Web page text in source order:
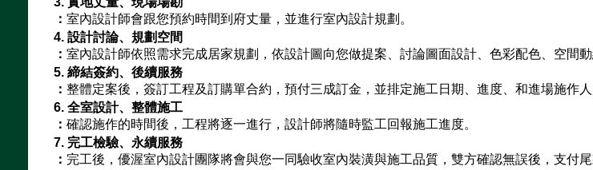
：室內設計師會跟您預約時間到府丈量，並進行室內設計規劃。
4. 設計討論、規劃空間
：室內設計師依照需求完成居家規劃，依設計圖向您做提案、討論圖面設計、色彩配色、空間動
5. 締結簽約、後續服務
：整體定案後，簽訂工程及訂購單合約，預付三成訂金，並排定施工日期、進度、和進場施作人
6. 全室設計、整體施工
：確認施作的時間後，工程將逐一進行，設計師將隨時監工回報施工進度。
7. 完工檢驗、永續服務
： 完工後，優渥室內設計團隊將會與您一同驗收室內裝潢與施工品質，雙方確認無誤後，支付